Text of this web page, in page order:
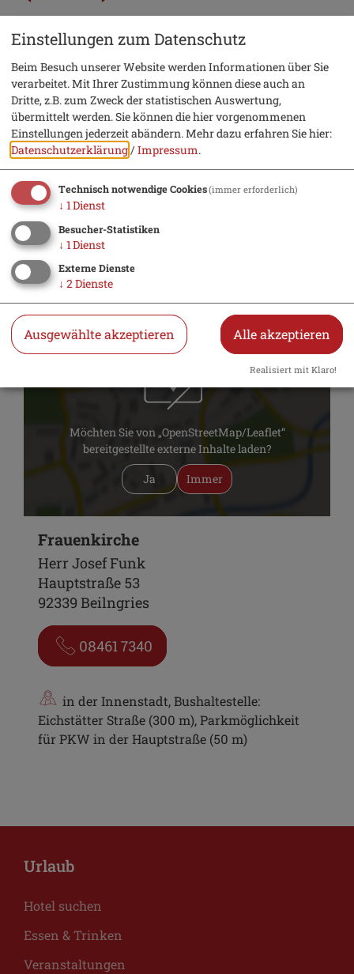
Schiffsanlegestelle
Am-Main-Donau-Kanal 2
92339 Beilngries
08461 8435 Karte
Audioclip
anhören
Möchten Sie von „OpenStreetMap/Leaflet“
bereitgestellte externe Inhalte laden?
Ja Immer
Frauenkirche
Herr Josef Funk
Hauptstraße 53
92339 Beilngries
08461 7340
in der Innenstadt, Bushaltestelle:
Eichstätter Straße (300 m), Parkmöglichkeit
für PKW in der Hauptstraße (50 m)
Urlaub
Hotel suchen
Essen & Trinken
Veranstaltungen
Einstellungen zum Datenschutz
Beim Besuch unserer Website werden Informationen über Sie
verarbeitet. Mit Ihrer Zustimmung können diese auch an
Dritte, z.B. zum Zweck der statistischen Auswertung,
übermittelt werden. Sie können die hier vorgenommenen
Einstellungen jederzeit abändern.Mehr dazu erfahren Sie hier:
Datenschutzerklärung/Impressum.
Technisch notwendige Cookies(immer erforderlich)
↓ 1 Dienst
Besucher-Statistiken
↓ 1 Dienst
Externe Dienste
↓ 2Dienste
Ausgewählte akzeptieren Alle akzeptieren
Realisiert mit Klaro!